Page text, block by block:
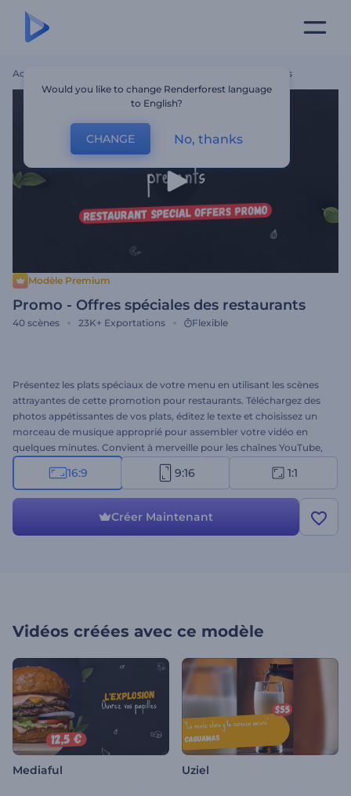
Accueil Promo - Offres Spéciales Des Restaurants
Modèle Premium
Promo - Offres spéciales des restaurants
40 scènes 23K+ Exportations Flexible
Présentez les plats spéciaux de votre menu en utilisant les scènes
attrayantes de cette promotion pour restaurants. Téléchargez des
photos appétissantes de vos plats, éditez le texte et choisissez un
morceau de musique approprié pour assembler votre vidéo en
quelques minutes. Convient à merveille pour les chaînes YouTube,
les profils de réseaux sociaux, les sites web, etc. Créez votre promo
dès aujourd'hui !
16:9 9:16 1:1
Créer Maintenant
Vidéos créées avec ce modèle
Mediaful Uziel
Would you like to change Renderforest language
to English?
CHANGE No, thanks